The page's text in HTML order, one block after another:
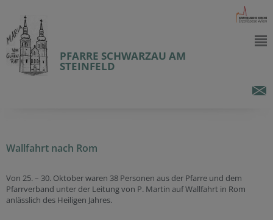
PFARRE SCHWARZAU AM
STEINFELD
Wallfahrt nach Rom
Von 25. – 30. Oktober waren 38 Personen aus der Pfarre und dem
Pfarrverband unter der Leitung von P. Martin auf Wallfahrt in Rom
anlässlich des Heiligen Jahres.